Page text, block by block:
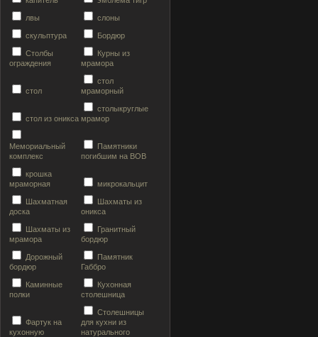
лвы слоны
скульптура Бордюр
Столбы
ограждения
Курны из
мрамора
стол
стол
мраморный
стол из оникса
столыкруглые
мрамор
Мемориальный
комплекс
Памятники
погибшим на ВОВ
крошка
мраморная
микрокальцит
Шахматная
доска
Шахматы из
оникса
Шахматы из
мрамора
Гранитный
бордюр
Дорожный
бордюр
Памятник
Габбро
Каминные
полки
Кухонная
столешница
Фартук на
кухонную
Столешницы
для кухни из
натурального